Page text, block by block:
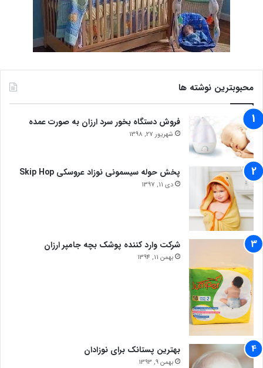
محبوبترین نوشته ها
فروش دستگاه بخور سرد ارزان به صورت عمده
شهریور 27, 1398
پخش حوله سیسمونی نوزاد عروسکی Skip Hop
دی 11, 1397
شرکت وارد کننده پوشک بچه جامپر ارزان
بهمن 11, 1394
بهترین پستانک برای نوزادان
بهمن 9, 1393